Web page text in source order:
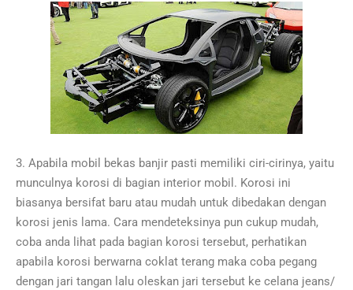
3. Apabila mobil bekas banjir pasti memiliki ciri-cirinya, yaitu
munculnya korosi di bagian interior mobil. Korosi ini
biasanya bersifat baru atau mudah untuk dibedakan dengan
korosi jenis lama. Cara mendeteksinya pun cukup mudah,
coba anda lihat pada bagian korosi tersebut, perhatikan
apabila korosi berwarna coklat terang maka coba pegang
dengan jari tangan lalu oleskan jari tersebut ke celana jeans/